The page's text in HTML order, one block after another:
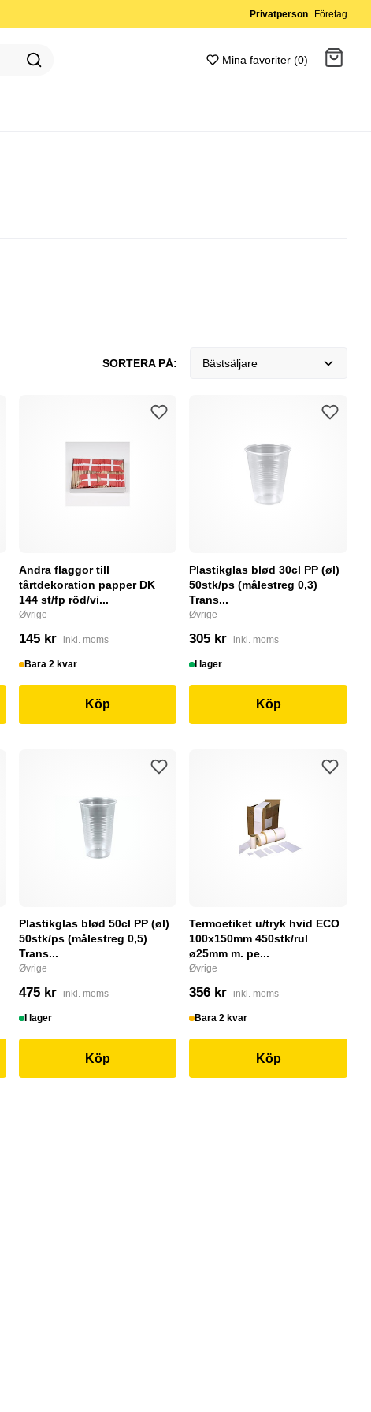
Privatperson Företag
Mina favoriter (0)
SORTERA PÅ: Bästsäljare
Andra flaggor till
tårtdekoration papper DK
144 st/fp röd/vi...
Øvrige
145 kr inkl. moms
Bara 2 kvar
Köp
Plastikglas blød 30cl PP (øl)
50stk/ps (målestreg 0,3)
Trans...
Øvrige
305 kr inkl. moms
I lager
Köp
Plastikglas blød 50cl PP (øl)
50stk/ps (målestreg 0,5)
Trans...
Øvrige
475 kr inkl. moms
I lager
Köp
Termoetiket u/tryk hvid ECO
100x150mm 450stk/rul
ø25mm m. pe...
Øvrige
356 kr inkl. moms
Bara 2 kvar
Köp